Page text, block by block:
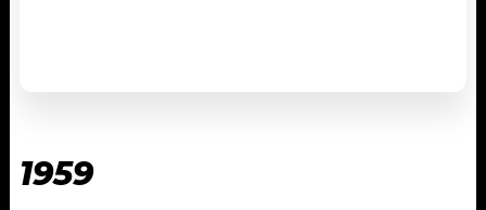
1959